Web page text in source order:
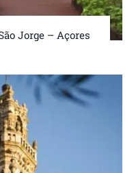
Jorge – Açores